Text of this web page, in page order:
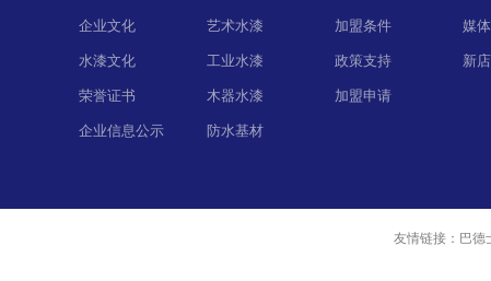
企业文化
水漆文化
荣誉证书
企业信息公示
艺术水漆
工业水漆
木器水漆
防水基材
加盟条件
政策支持
加盟申请
媒
新
友情链接：巴